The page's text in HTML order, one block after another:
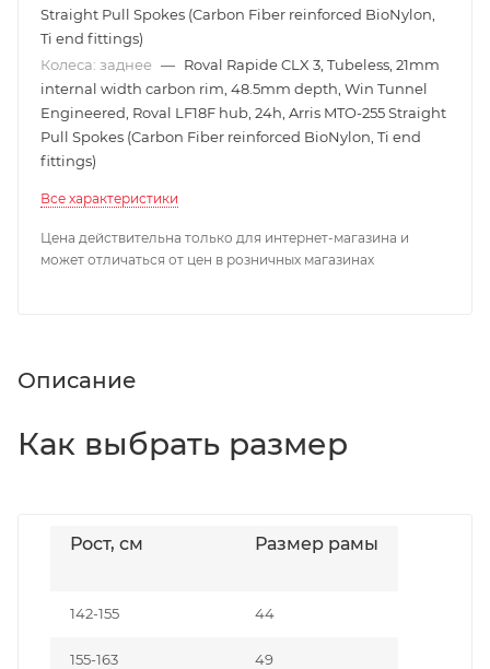
Straight Pull Spokes (Carbon Fiber reinforced BioNylon,
Ti end fittings)
Колеса: заднее — Roval Rapide CLX 3, Tubeless, 21mm
internal width carbon rim, 48.5mm depth, Win Tunnel
Engineered, Roval LF18F hub, 24h, Arris MTO-255 Straight
Pull Spokes (Carbon Fiber reinforced BioNylon, Ti end
fittings)
Все характеристики
Цена действительна только для интернет-магазина и
может отличаться от цен в розничных магазинах
Описание
Как выбрать размер
Рост, см Размер рамы
142-155 44
155-163 49